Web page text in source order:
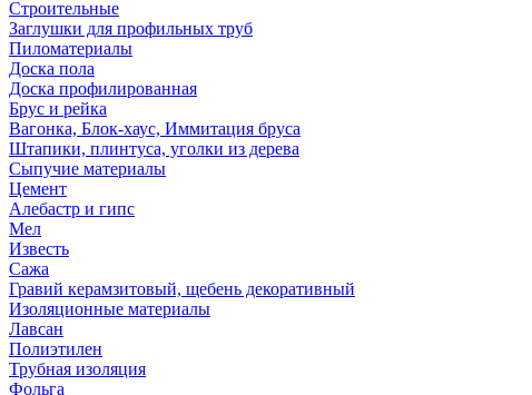
Строительные
Заглушки для профильных труб
Пиломатериалы
Доска пола
Доска профилированная
Брус и рейка
Вагонка, Блок-хаус, Иммитация бруса
Штапики, плинтуса, уголки из дерева
Сыпучие материалы
Цемент
Алебастр и гипс
Мел
Известь
Сажа
Гравий керамзитовый, щебень декоративный
Изоляционные материалы
Лавсан
Полиэтилен
Трубная изоляция
Фольга